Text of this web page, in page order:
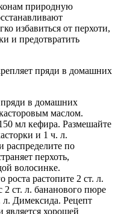
природную
избавиться от перхоти,
и предотвратить
пряди в домашних
пряди в домашних
маслом.
мл кефира. Размешайте
и 1 ч. л.
распределите по
перхоть,
волосинке.
растопите 2 ст. л.
2 ст. л. бананового пюре
л. Димексида. Рецепт
хорошей